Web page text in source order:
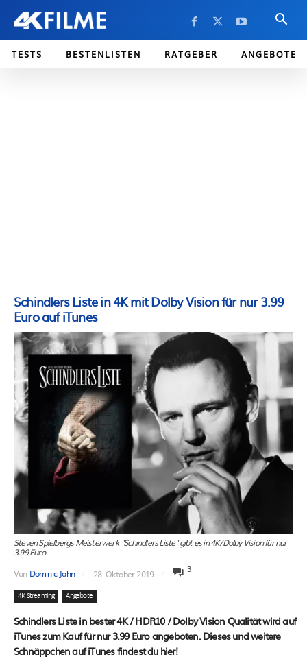
TESTS BESTENLISTEN RATGEBER ANGEBOTE
Schindlers Liste in 4K mit Dolby Vision für nur 3.99
Euro auf iTunes
Steven Spielbergs Meisterwerk "Schindlers Liste" gibt es in 4K/Dolby Vision für nur
3.99 Euro
Von Dominic Jahn 28. Oktober 2019 3
4K Streaming Angebote
Schindlers Liste in bester 4K / HDR10 / Dolby Vision Qualität wird auf
iTunes zum Kauf für nur 3.99 Euro angeboten. Dieses und weitere
Schnäppchen auf iTunes findest du hier!